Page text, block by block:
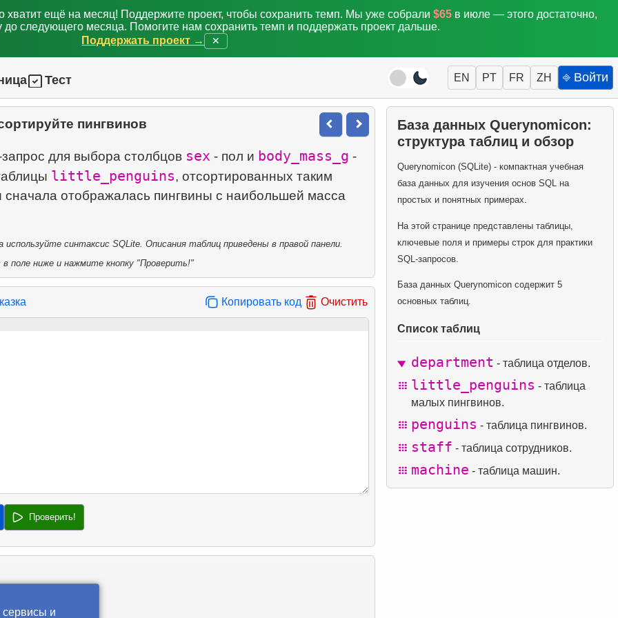
хватит ещё на месяц! Поддержите проект, чтобы сохранить темп. Мы уже собрали $65 в июле — этого достаточно,
до следующего месяца. Помогите нам сохранить темп и поддержать проект дальше.
Поддержать проект →
✕
Тест EN PT FR ZH ⎆ Войти
пингвинов
для выбора столбцов sex - пол и body_mass_g -
little_penguins, отсортированных таким
сначала отображалась пингвины с наибольшей масса
синтаксис SQLite. Описания таблиц приведены в правой панели.
поле ниже и нажмите кнопку "Проверить!"
Копировать код Очистить
Проверить!
База данных Querynomicon:
структура таблиц и обзор
Querynomicon (SQLite) - компактная учебная
база данных для изучения основ SQL на
простых и понятных примерах.
На этой странице представлены таблицы,
ключевые поля и примеры строк для практики
SQL-запросов.
База данных Querynomicon содержит 5
основных таблиц.
Список таблиц
department - таблица отделов.
little_penguins - таблица
малых пингвинов.
penguins - таблица пингвинов.
staff - таблица сотрудников.
machine - таблица машин.
сервисы и